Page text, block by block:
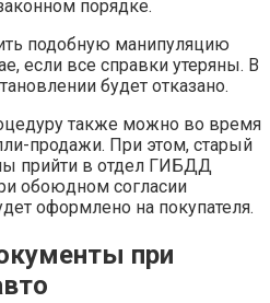
порядке.
подобную манипуляцию
если все справки утеряны. В
будет отказано.
также можно во время
продажи. При этом, старый
прийти в отдел ГИБДД
обоюдном согласии
оформлено на покупателя.
при